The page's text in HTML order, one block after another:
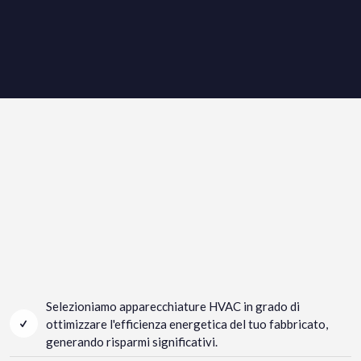
Selezioniamo apparecchiature HVAC in grado di
ottimizzare l'efficienza energetica del tuo fabbricato,
generando risparmi significativi.